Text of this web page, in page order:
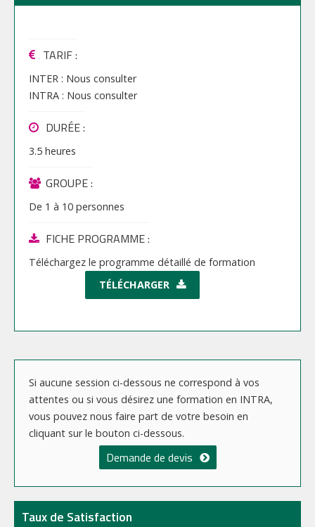
TARIF:
INTER : Nous consulter
INTRA : Nous consulter
DURÉE :
3.5 heures
GROUPE :
De 1 à 10 personnes
FICHE PROGRAMME :
Téléchargez le programme détaillé de formation
TÉLÉCHARGER
Si aucune session ci-dessous ne correspond à vos
attentes ou si vous désirez une formation en INTRA,
vous pouvez nous faire part de votre besoin en
cliquant sur le bouton ci-dessous.
Demande de devis
Taux de Satisfaction